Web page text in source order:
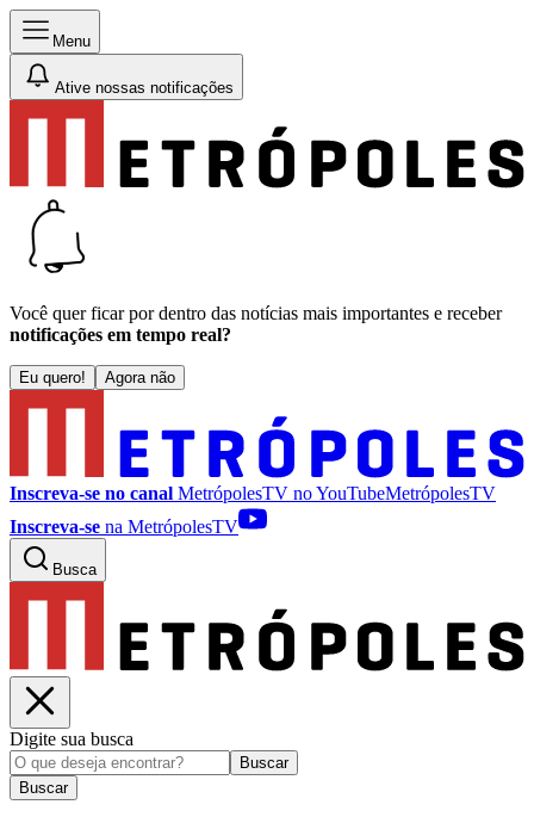
Menu
Ative nossas notificações
Você quer ficar por dentro das notícias mais importantes e receber
notificações em tempo real?
Eu quero! Agora não
Inscreva-se no canal MetrópolesTV noYouTubeMetrópolesTV
Inscreva-se na MetrópolesTV
Busca
Digite sua busca
Buscar
Buscar